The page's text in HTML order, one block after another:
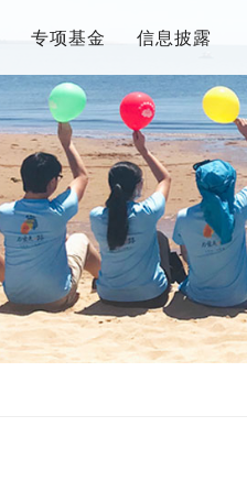
专项基金 信息披露